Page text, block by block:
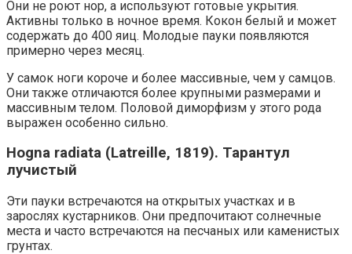
Они не роют нор, а используют готовые укрытия.
Активны только в ночное время. Кокон белый и может
содержать до 400 яиц. Молодые пауки появляются
примерно через месяц.
У самок ноги короче и более массивные, чем у самцов.
Они также отличаются более крупными размерами и
массивным телом. Половой диморфизм у этого рода
выражен особенно сильно.
Hogna radiata (Latreille, 1819). Тарантул
лучистый
Эти пауки встречаются на открытых участках и в
зарослях кустарников. Они предпочитают солнечные
места и часто встречаются на песчаных или каменистых
грунтах.